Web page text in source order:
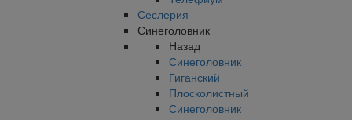
Сеслерия
Синеголовник
Назад
Синеголовник
Гиганский
Плосколистный
Синеголовник